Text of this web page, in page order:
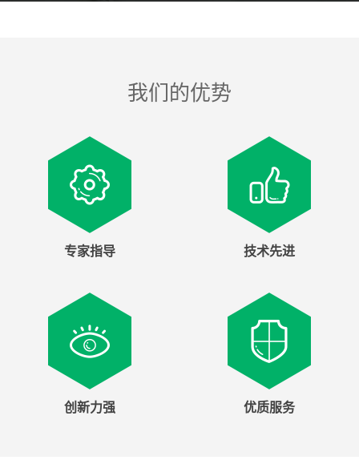
我们的优势
专家指导 技术先进
创新力强 优质服务